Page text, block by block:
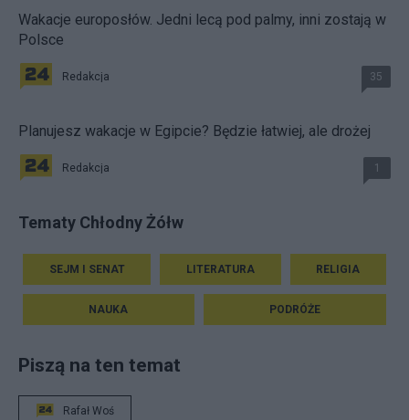
Wakacje europosłów. Jedni lecą pod palmy, inni zostają w
Polsce
Redakcja 35
Planujesz wakacje w Egipcie? Będzie łatwiej, ale drożej
Redakcja 1
Tematy Chłodny Żółw
SEJM I SENAT LITERATURA RELIGIA
NAUKA PODRÓŻE
Piszą na ten temat
Rafał Woś